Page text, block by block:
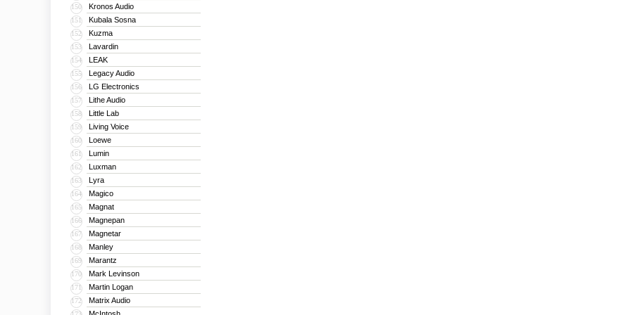
150 Kronos Audio
151 Kubala Sosna
152 Kuzma
153 Lavardin
154 LEAK
155 Legacy Audio
156 LG Electronics
157 Lithe Audio
158 Little Lab
159 Living Voice
160 Loewe
161 Lumin
162 Luxman
163 Lyra
164 Magico
165 Magnat
166 Magnepan
167 Magnetar
168 Manley
169 Marantz
170 Mark Levinson
171 Martin Logan
172 Matrix Audio